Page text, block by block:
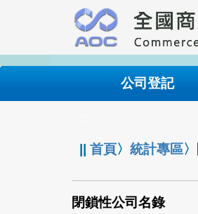
要
內
公司登記
||首頁〉統計專區〉
閉鎖性公司名錄